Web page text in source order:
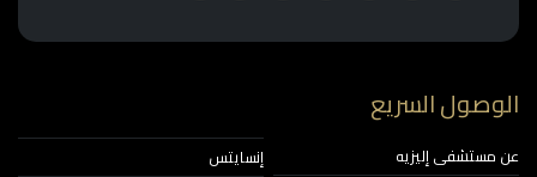
الوصول السريع
عن مستشفى إليزيه
إنسايتس